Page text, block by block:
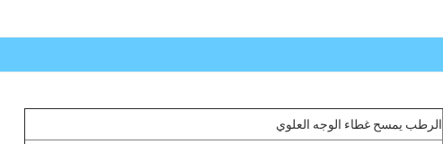
الرطب يمسح غطاء الوجه العلوي